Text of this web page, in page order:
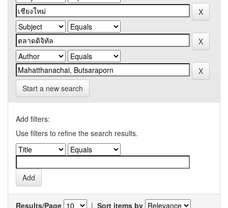
Start a new search
Add filters:
Use filters to refine the search results.
Results/Page | Sort items by